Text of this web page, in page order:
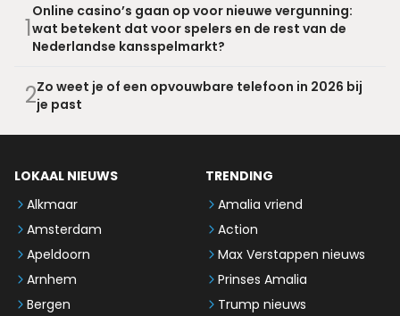
1
Online casino’s gaan op voor nieuwe vergunning:
wat betekent dat voor spelers en de rest van de
Nederlandse kansspelmarkt?
2Zo weet je of een opvouwbare telefoon in 2026 bij
je past
LOKAAL NIEUWS
Alkmaar
Amsterdam
Apeldoorn
Arnhem
Bergen
TRENDING
Amalia vriend
Action
Max Verstappen nieuws
Prinses Amalia
Trump nieuws